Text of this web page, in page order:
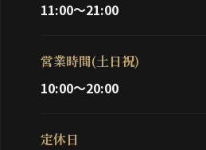
11:00～21:00
営業時間(土日祝)
10:00～20:00
定休日